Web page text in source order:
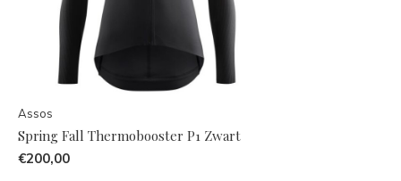
Assos
Spring Fall Thermobooster P1 Zwart
€200,00